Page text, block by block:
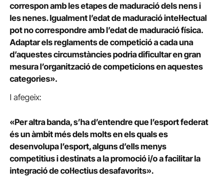
correspon amb les etapes de maduració dels nens i
les nenes. Igualment l’edat de maduració intel·lectual
pot no correspondre amb l’edat de maduració física.
Adaptar els reglaments de competició a cada una
d’aquestes circumstàncies podria dificultar en gran
mesura l’organització de competicions en aquestes
categories».
I afegeix:
«Per altra banda, s’ha d’entendre que l’esport federat
és un àmbit més dels molts en els quals es
desenvolupa l’esport, alguns d’ells menys
competitius i destinats a la promoció i/o a facilitar la
integració de col·lectius desafavorits».